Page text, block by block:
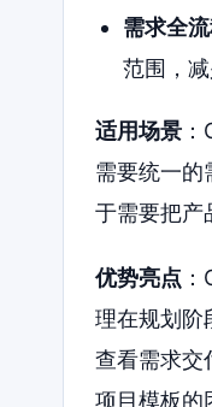
需求全
范围，减
适用场景
需要统一的
于需要把产
优势亮点
理在规划阶
查看需求交
项目模板的